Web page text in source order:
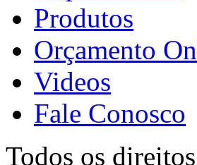
Produtos
Orçamento
Videos
Fale Conosco
Todos os